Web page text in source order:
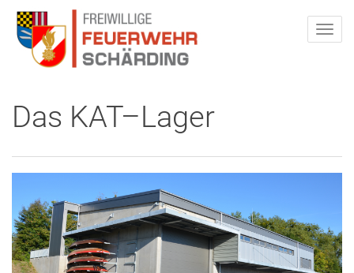
Das KAT–Lager